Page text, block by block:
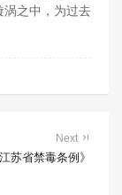
涡之中，为过去
Next
江苏省禁毒条例》